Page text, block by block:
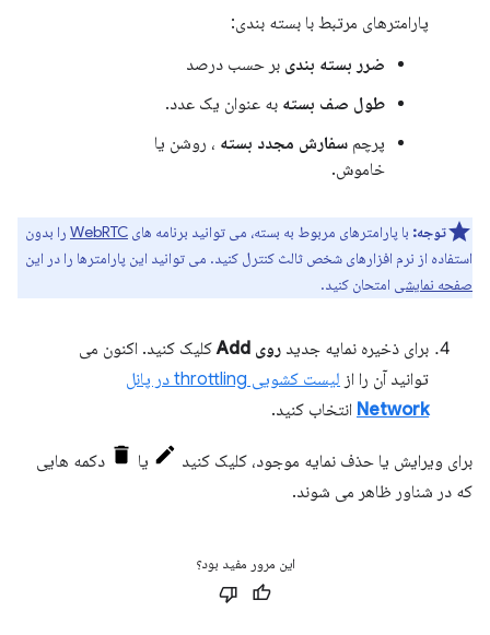
پارامترهای مرتبط با بسته بندی:
ضرر بسته بندی بر حسب درصد
طول صف بسته به عنوان یک عدد.
پرچم سفارش مجدد بسته ، روشن یا
خاموش.
توجه: با پارامترهای مربوط به بسته، می توانید برنامه های WebRTC را بدون
استفاده از نرم افزارهای شخص ثالث کنترل کنید. می توانید این پارامترها را در این
صفحه نمایشی امتحان کنید.
برای ذخیره نمایه جدید روی Add
کلیک کنید. اکنون می
توانید آن را از لیست کشویی throttling در پانل
Network انتخاب کنید.
برای ویرایش یا حذف نمایه موجود، کلیک کنید یا
دکمه هایی
که در شناور ظاهر می شوند.
این مرور مفید بود؟